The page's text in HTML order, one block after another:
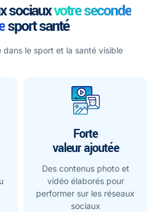
sociauxvotre seconde
sport santé
le sport et la santé visible
Forte
valeur ajoutée
Des contenus photo et
vidéo élaborés pour
performer sur les réseaux
sociaux